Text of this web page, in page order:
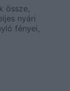
össze,
nyári
fényei,